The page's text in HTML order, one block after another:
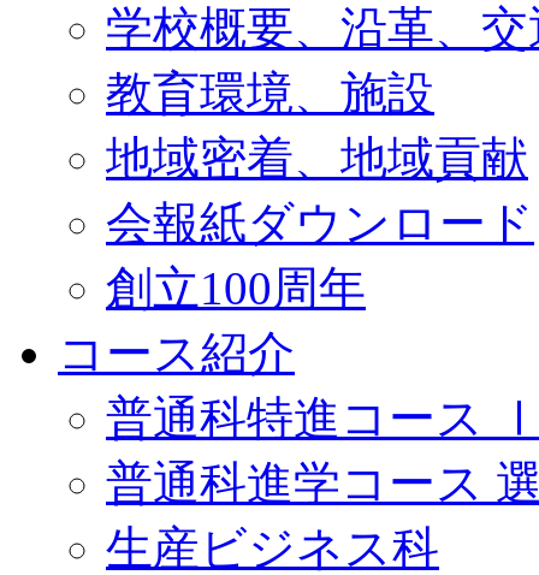
学校概要、沿革、
教育環境、施設
地域密着、地域貢献
会報紙ダウンロード
創立100周年
コース紹介
普通科特進コース
普通科進学コース
生産ビジネス科